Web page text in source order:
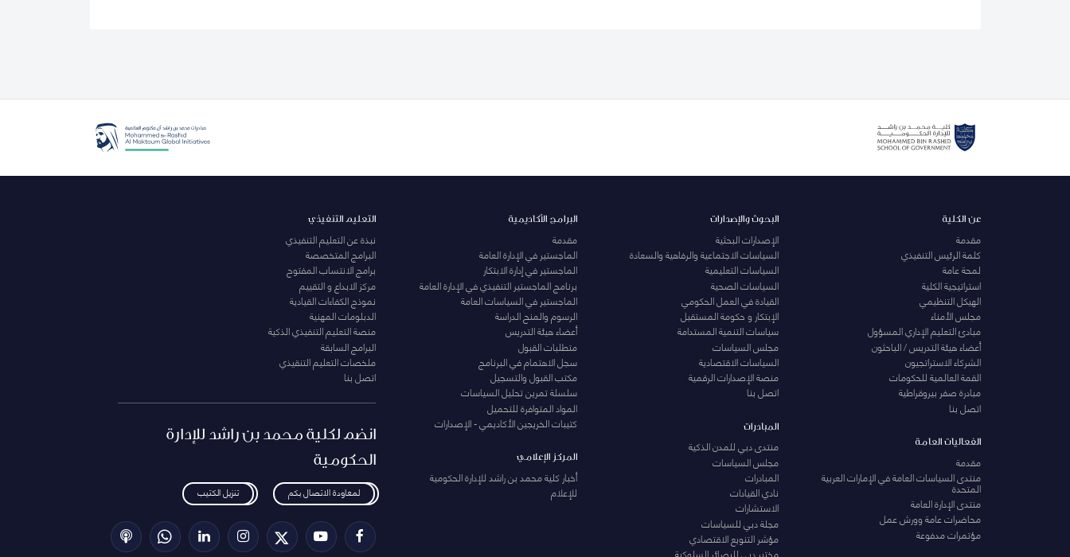
عن الكلية
مقدمة
كلمة الرئيس التنفيذي
لمحة عامة
استراتيجية الكلية
الهيكل التنظيمي
مجلس الأمناء
مبادئ التعليم الإداري المسؤول
أعضاء هيئة التدريس / الباحثون
الشركاء الاستراتجيون
القمة العالمية للحكومات
مبادرة صفر بيروقراطية
اتصل بنا
الفعاليات العامة
مقدمة
منتدى السياسات العامة في الإمارات العربية
المتحدة
منتدى الإدارة العامة
محاضرات عامة وورش عمل
مؤتمرات مدفوعة
البحوث والإصدارات
الإصدارات البحثية
السياسات الاجتماعية والرفاهية والسعادة
السياسات التعليمية
السياسات الصحية
القيادة في العمل الحكومي
الإبتكار و حكومة المستقبل
سياسات التنمية المستدامة
مجلس السياسات
السياسات الاقتصادية
منصة الإصدارات الرقمية
اتصل بنا
المبادرات
منتدى دبي للمدن الذكية
مجلس السياسات
المبادرات
نادي القيادات
الاستشارات
مجلة دبي للسياسات
مؤشر التنويع الاقتصادي
البرامج الأكاديمية
مقدمة
الماجستير في الإدارة العامة
الماجستير في إدارة الابتكار
برنامج الماجستير التنفيذي في الإدارة العامة
الماجستير في السياسات العامة
الرسوم والمنح الدراسة
أعضاء هيئة التدريس
متطلبات القبول
سجل الاهتمام في البرنامج
مكتب القبول والتسجيل
سلسلة تمرين تحليل السياسات
المواد المتوافرة للتحميل
كتيبات الخريجين الأكاديمي - الإصدارات
المركز الإعلامي
أخبار كلية محمد بن راشد للإدارة الحكومية
للإعلام
التعليم التنفيذي
نبذة عن التعليم التنفيذي
البرامج المتخصصة
برامج الانتساب المفتوح
مركز الابداع و التقييم
نموذج الكفاءات القيادية
الدبلومات المهنية
منصة التعليم التنفيذي الذكية
البرامج السابقة
ملخصات التعليم التنقيذي
اتصل بنا
انضم لكلية محمد بن راشد للإدارة
الحكومية
لمعاودة الاتصال بكم تنزيل الكتيب